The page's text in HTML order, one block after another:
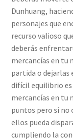
Dunhuang,
personajes que
recurso valioso
deberás
mercancías en tu
partida o dejarlas
difícil equilibrio es
mercancías en tu
puntos pero si no
ellos pueda
cumpliendo la